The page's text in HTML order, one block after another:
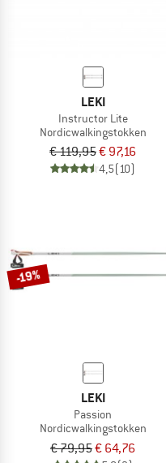
LEKI
Instructor Lite
Nordicwalkingstokken
€ 119,95€ 97,16
4,5(10)
-19%
LEKI
Passion
Nordicwalkingstokken
€ 79,95€ 64,76